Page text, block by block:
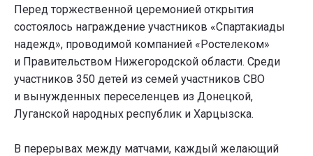
Перед торжественной церемонией открытия
состоялось награждение участников «Спартакиады
надежд», проводимой компанией «Ростелеком»
и Правительством Нижегородской области. Среди
участников 350 детей из семей участников СВО
и вынужденных переселенцев из Донецкой,
Луганской народных республик и Харцызска.
В перерывах между матчами, каждый желающий